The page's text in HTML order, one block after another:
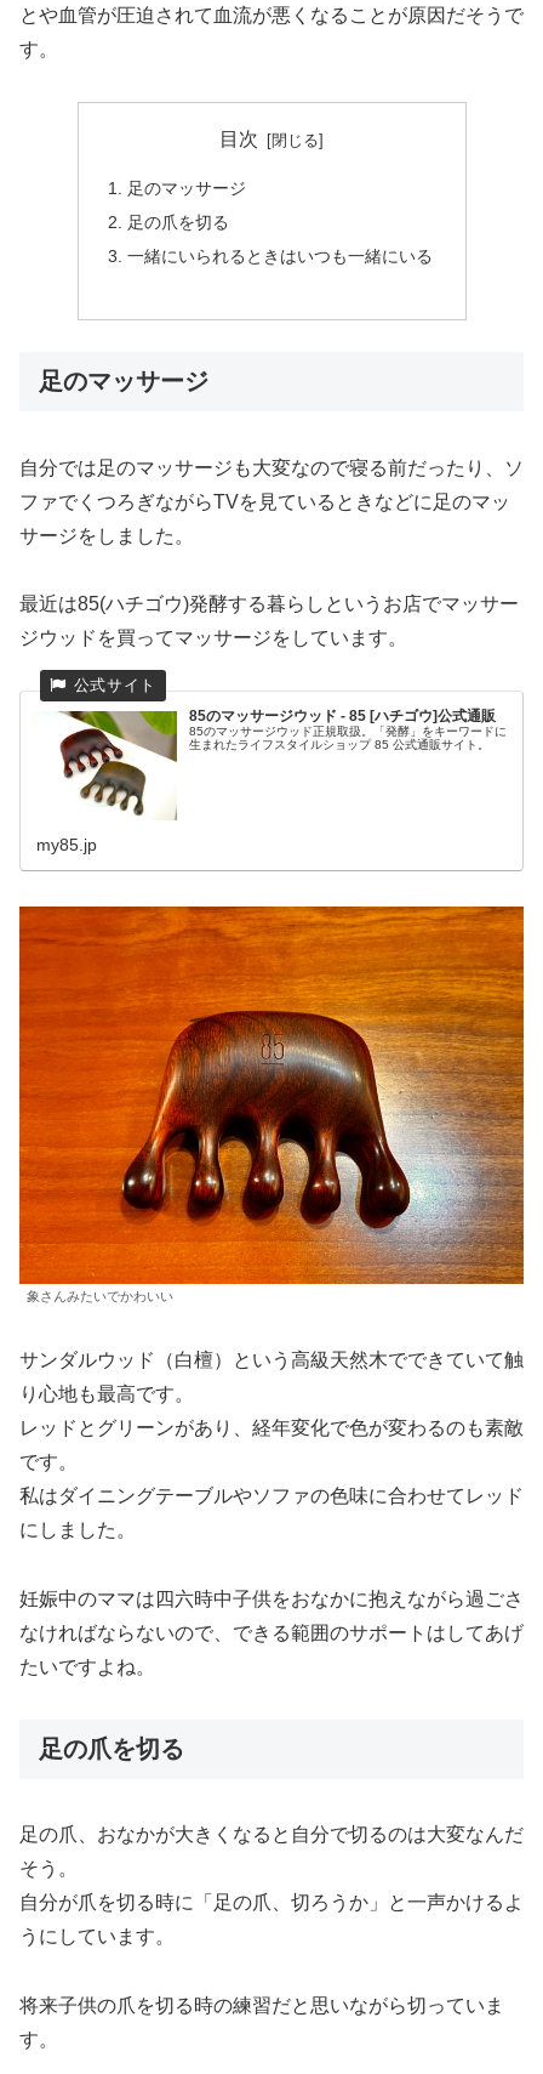
とや血管が圧迫されて血流が悪くなることが原因だそうで
す。
目次
足のマッサージ
足の爪を切る
一緒にいられるときはいつも一緒にいる
足のマッサージ
自分では足のマッサージも大変なので寝る前だったり、ソ
ファでくつろぎながらTVを見ているときなどに足のマッ
サージをしました。
最近は85(ハチゴウ)発酵する暮らしというお店でマッサー
ジウッドを買ってマッサージをしています。
85のマッサージウッド - 85 [ハチゴウ]公式通販
85のマッサージウッド正規取扱。「発酵」をキーワードに
生まれたライフスタイルショップ 85 公式通販サイト。
my85.jp
象さんみたいでかわいい
サンダルウッド（白檀）という高級天然木でできていて触
り心地も最高です。
レッドとグリーンがあり、経年変化で色が変わるのも素敵
です。
私はダイニングテーブルやソファの色味に合わせてレッド
にしました。
妊娠中のママは四六時中子供をおなかに抱えながら過ごさ
なければならないので、できる範囲のサポートはしてあげ
たいですよね。
足の爪を切る
足の爪、おなかが大きくなると自分で切るのは大変なんだ
そう。
自分が爪を切る時に「足の爪、切ろうか」と一声かけるよ
うにしています。
将来子供の爪を切る時の練習だと思いながら切っていま
す。